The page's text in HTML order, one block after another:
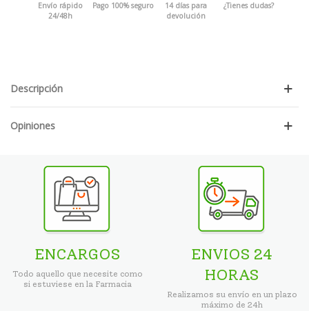
Envío rápido
24/48h
Pago 100% seguro
14 días para
devolución
¿Tienes dudas?
Descripción
Opiniones
ENCARGOS
Todo aquello que necesite como
si estuviese en la Farmacia
ENVIOS 24
HORAS
Realizamos su envío en un plazo
máximo de 24h